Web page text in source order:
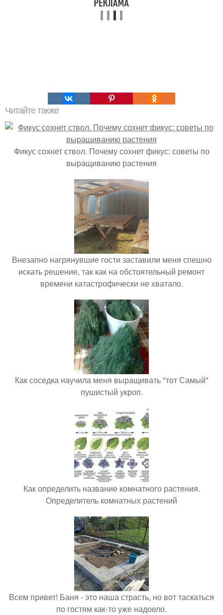
Читайте также
Фикус сохнет ствол. Почему сохнет фикус: советы по
выращиванию растения
Внезапно нагрянувшие гости заставили меня спешно
искать решение, так как на обстоятельный ремонт
времени катастрофически не хватало.
Как соседка научила меня выращивать "тот Самый"
пушистый укроп.
Как определить название комнатного растения.
Определитель комнатных растений
Всем привет! Баня - это наша страсть, но вот таскаться
по гостям как-то уже надоело.